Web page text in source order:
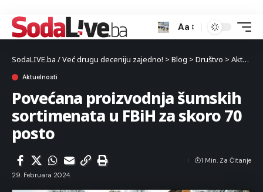
Aa
SodaLIVE.ba / Već drugu deceniju zajedno! > Blog > Društvo > Aktuelnosti
Aktuelnosti
Povećana proizvodnja šumskih
sortimenata u FBiH za skoro 70
posto
29. Februara 2024.
1 Min. Za Čitanje